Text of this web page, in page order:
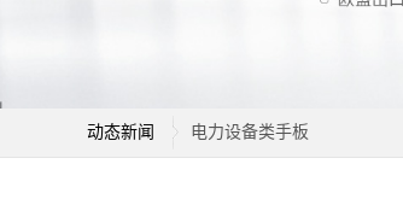
动态新闻
电力设备类手板